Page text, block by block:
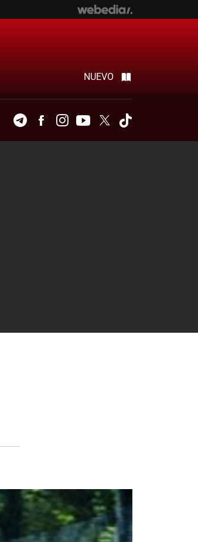
NUEVO
TelegramFacebookInstagramYoutubeTwitter